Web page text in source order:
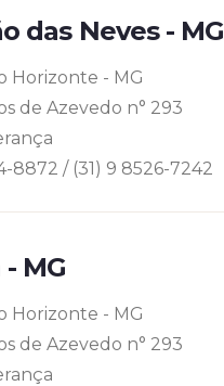
das Neves - MG
Horizonte - MG
de Azevedo n° 293
8872 / (31) 9 8526-7242
MG
Horizonte - MG
de Azevedo n° 293